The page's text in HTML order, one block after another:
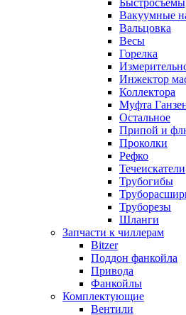
Вакуумные
Вальцовка
Весы
Горелка
Инжектор
Коллектора
Муфта
Остальное
Припой и
Проколки
Рефко
Течеискатели
Трубогибы
Труборезы
Шланги
Запчасти к чиллерам
Bitzer
Поддон фанкойла
Привода
Фанкойлы
Комплектующие
Вентили